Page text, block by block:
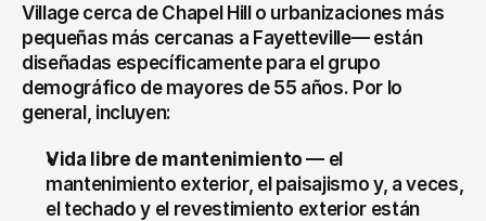
Village cerca de Chapel Hill o urbanizaciones más
pequeñas más cercanas a Fayetteville— están
diseñadas específicamente para el grupo
demográfico de mayores de 55 años. Por lo
general, incluyen:
Vida libre de mantenimiento — el
mantenimiento exterior, el paisajismo y, a veces,
el techado y el revestimiento exterior están